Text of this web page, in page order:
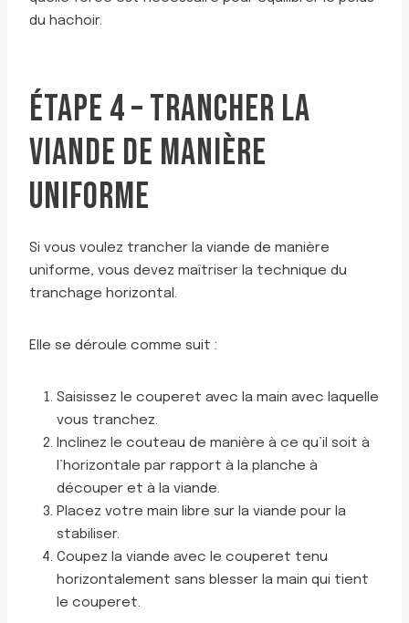
du hachoir.
ÉTAPE 4 – TRANCHER LA
VIANDE DE MANIÈRE
UNIFORME
Si vous voulez trancher la viande de manière
uniforme, vous devez maîtriser la technique du
tranchage horizontal.
Elle se déroule comme suit :
Saisissez le couperet avec la main avec laquelle
vous tranchez.
Inclinez le couteau de manière à ce qu’il soit à
l’horizontale par rapport à la planche à
découper et à la viande.
Placez votre main libre sur la viande pour la
stabiliser.
Coupez la viande avec le couperet tenu
horizontalement sans blesser la main qui tient
le couperet.